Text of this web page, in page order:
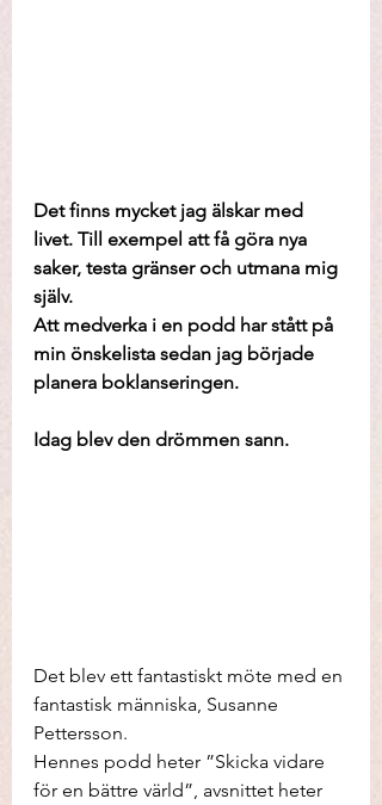
Det finns mycket jag älskar med
livet. Till exempel att få göra nya
saker, testa gränser och utmana mig
själv.
Att medverka i en podd har stått på
min önskelista sedan jag började
planera boklanseringen.
Idag blev den drömmen sann.
Det blev ett fantastiskt möte med en
fantastisk människa, Susanne
Pettersson.
Hennes podd heter ”Skicka vidare
för en bättre värld”, avsnittet heter